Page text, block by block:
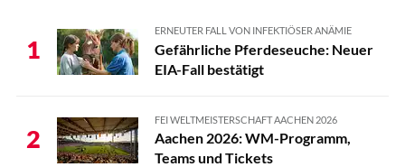
1
ERNEUTER FALL VON INFEKTIÖSER ANÄMIE
Gefährliche Pferdeseuche: Neuer
EIA-Fall bestätigt
2
FEI WELTMEISTERSCHAFT AACHEN 2026
Aachen 2026: WM-Programm,
Teams und Tickets